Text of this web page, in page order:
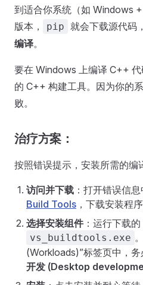
到适合你系统（如 Windows
版本，
pip 就会下载源代码
编译。
要在 Windows 上编译 C++
的 C++ 构建工具。因为你的
败。
治疗方案：
按照错误提示，安装所需的编
访问并下载 ：打开错误信
Build Tools ，下载安装程序
选择安装组件：运行下载的
vs_buildtools.exe
(Workloads)”标签页中，
开发 (Desktop